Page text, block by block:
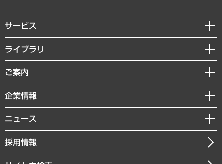
サービス
経営戦略
組織・人事戦略
デジタルイノベーション
共生・ダイバーシティ
GRC（ガバナンス・リスク・コンプライアンス）・防災（政策）
経済・産業・雇用・労働
ライブラリ
経済調査
レポート
コラム
経営用語集
受託・受注実績（官公庁関連）
ご案内
セミナー・イベント情報
MUFGビジネスセミナー
受託案件情報
企業情報
私たちの想い
社長メッセージ
会社概要
ニュース
ニュースリリース
お知らせ
採用情報